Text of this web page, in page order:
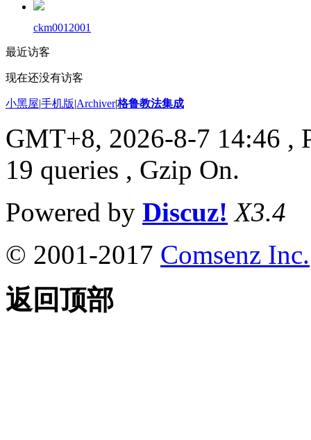
ckm0012001
最近访客
现在还没有访客
小黑屋|手机版|Archiver|格鲁教法集成
GMT+8, 2026-8-7 14:46 ,
19 queries , Gzip On.
Powered by Discuz! X3.4
© 2001-2017 Comsenz Inc.
返回顶部